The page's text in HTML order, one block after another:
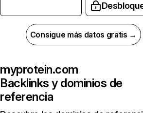
Consigue más datos gratis →
myprotein.com
Backlinks y dominios de
referencia